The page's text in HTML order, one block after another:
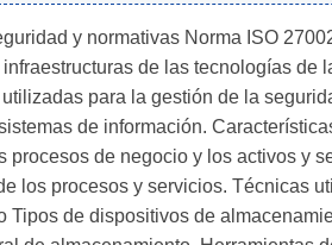
y normativas Norma ISO
infraestructuras de las tecnologías
para la gestión de la
de información.
procesos de negocio y los activos y
los procesos y servicios. Técnicas
Tipos de dispositivos de